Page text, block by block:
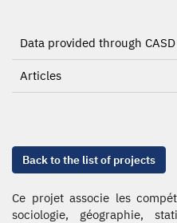
Data provided through CASD
Articles
Back to the list of projects
Ce projet associe les
sociologie, géographie,